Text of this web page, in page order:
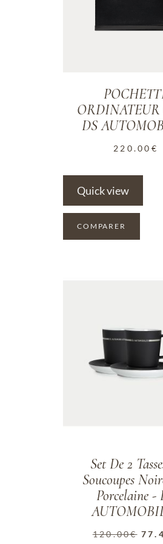
DS
220.00 €
Quick view
COMPARER
Set De 2
Soucoupes
Porcelaine -
120.00€